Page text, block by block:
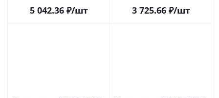
5 042.36₽/шт 3 725.66₽/шт